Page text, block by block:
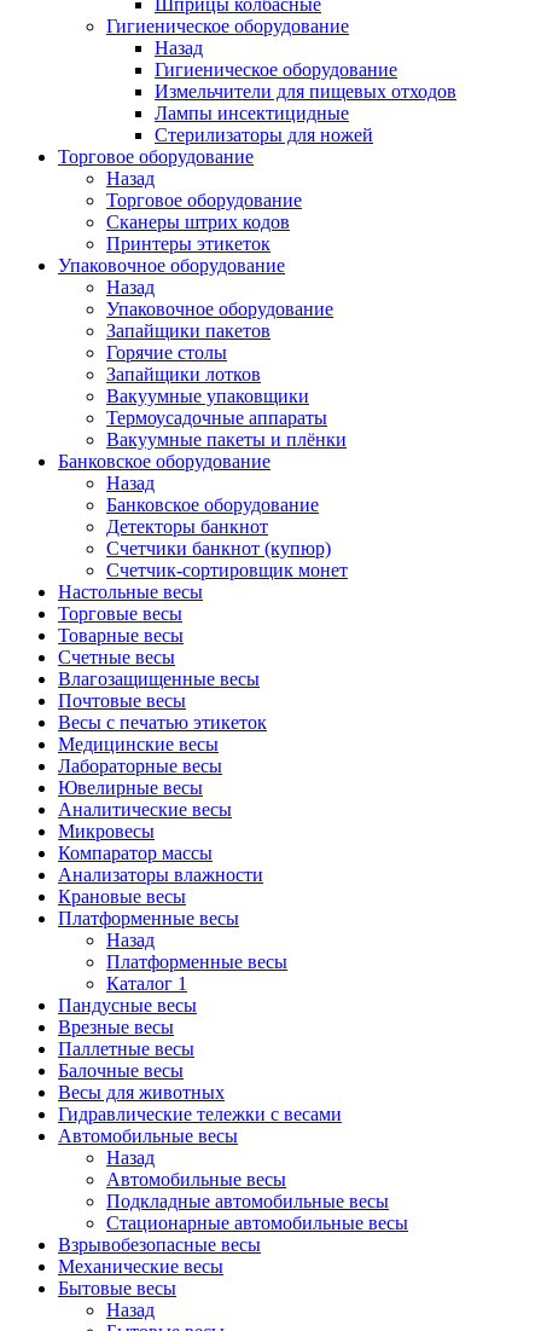
Шприцы колбасные
Гигиеническое оборудование
Назад
Гигиеническое оборудование
Измельчители для пищевых отходов
Лампы инсектицидные
Стерилизаторы для ножей
Торговое оборудование
Назад
Торговое оборудование
Сканеры штрих кодов
Принтеры этикеток
Упаковочное оборудование
Назад
Упаковочное оборудование
Запайщики пакетов
Горячие столы
Запайщики лотков
Вакуумные упаковщики
Термоусадочные аппараты
Вакуумные пакеты и плёнки
Банковское оборудование
Назад
Банковское оборудование
Детекторы банкнот
Cчетчики банкнот (купюр)
Счетчик-сортировщик монет
Настольные весы
Торговые весы
Товарные весы
Счетные весы
Влагозащищенные весы
Почтовые весы
Весы с печатью этикеток
Медицинские весы
Лабораторные весы
Ювелирные весы
Аналитические весы
Микровесы
Компаратор массы
Анализаторы влажности
Крановые весы
Платформенные весы
Назад
Платформенные весы
Каталог 1
Пандусные весы
Врезные весы
Паллетные весы
Балочные весы
Весы для животных
Гидравлические тележки с весами
Автомобильные весы
Назад
Автомобильные весы
Подкладные автомобильные весы
Стационарные автомобильные весы
Взрывобезопасные весы
Механические весы
Бытовые весы
Назад